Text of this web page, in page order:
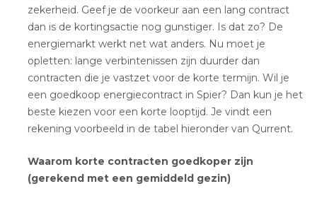
zekerheid. Geef je de voorkeur aan een lang contract
dan is de kortingsactie nog gunstiger. Is dat zo? De
energiemarkt werkt net wat anders. Nu moet je
opletten: lange verbintenissen zijn duurder dan
contracten die je vastzet voor de korte termijn. Wil je
een goedkoop energiecontract in Spier? Dan kun je het
beste kiezen voor een korte looptijd. Je vindt een
rekening voorbeeld in de tabel hieronder van Qurrent.
Waarom korte contracten goedkoper zijn
(gerekend met een gemiddeld gezin)